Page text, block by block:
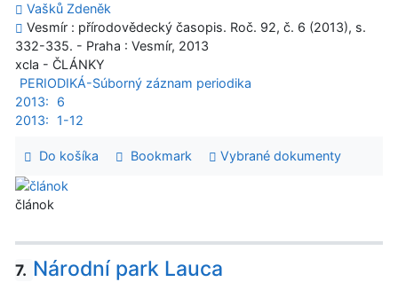
Vašků Zdeněk
Vesmír : přírodovědecký časopis. Roč. 92, č. 6 (2013), s.
332-335. - Praha : Vesmír, 2013
xcla - ČLÁNKY
PERIODIKÁ-Súborný záznam periodika
2013:
6
2013:
1-12
Do košíka Bookmark Vybrané dokumenty
článok
7. Národní park Lauca